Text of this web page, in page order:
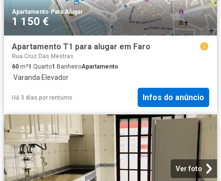
Apartamento·Para Alugar
1 150 €
Apartamento T1 para alugar em Faro
Rua Cruz Das Mestras
60 m²1 Quarto1 BanheiroApartamento
·Varanda·Elevador
Há 3 dias por rentumo Infos do anúncio
Ver foto